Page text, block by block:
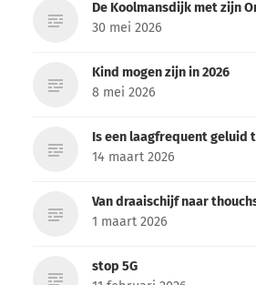
De Koolmansdijk met zijn
30 mei 2026
Kind mogen zijn in 2026
8 mei 2026
Is een laagfrequent geluid
14 maart 2026
Van draaischijf naar
1 maart 2026
stop 5G